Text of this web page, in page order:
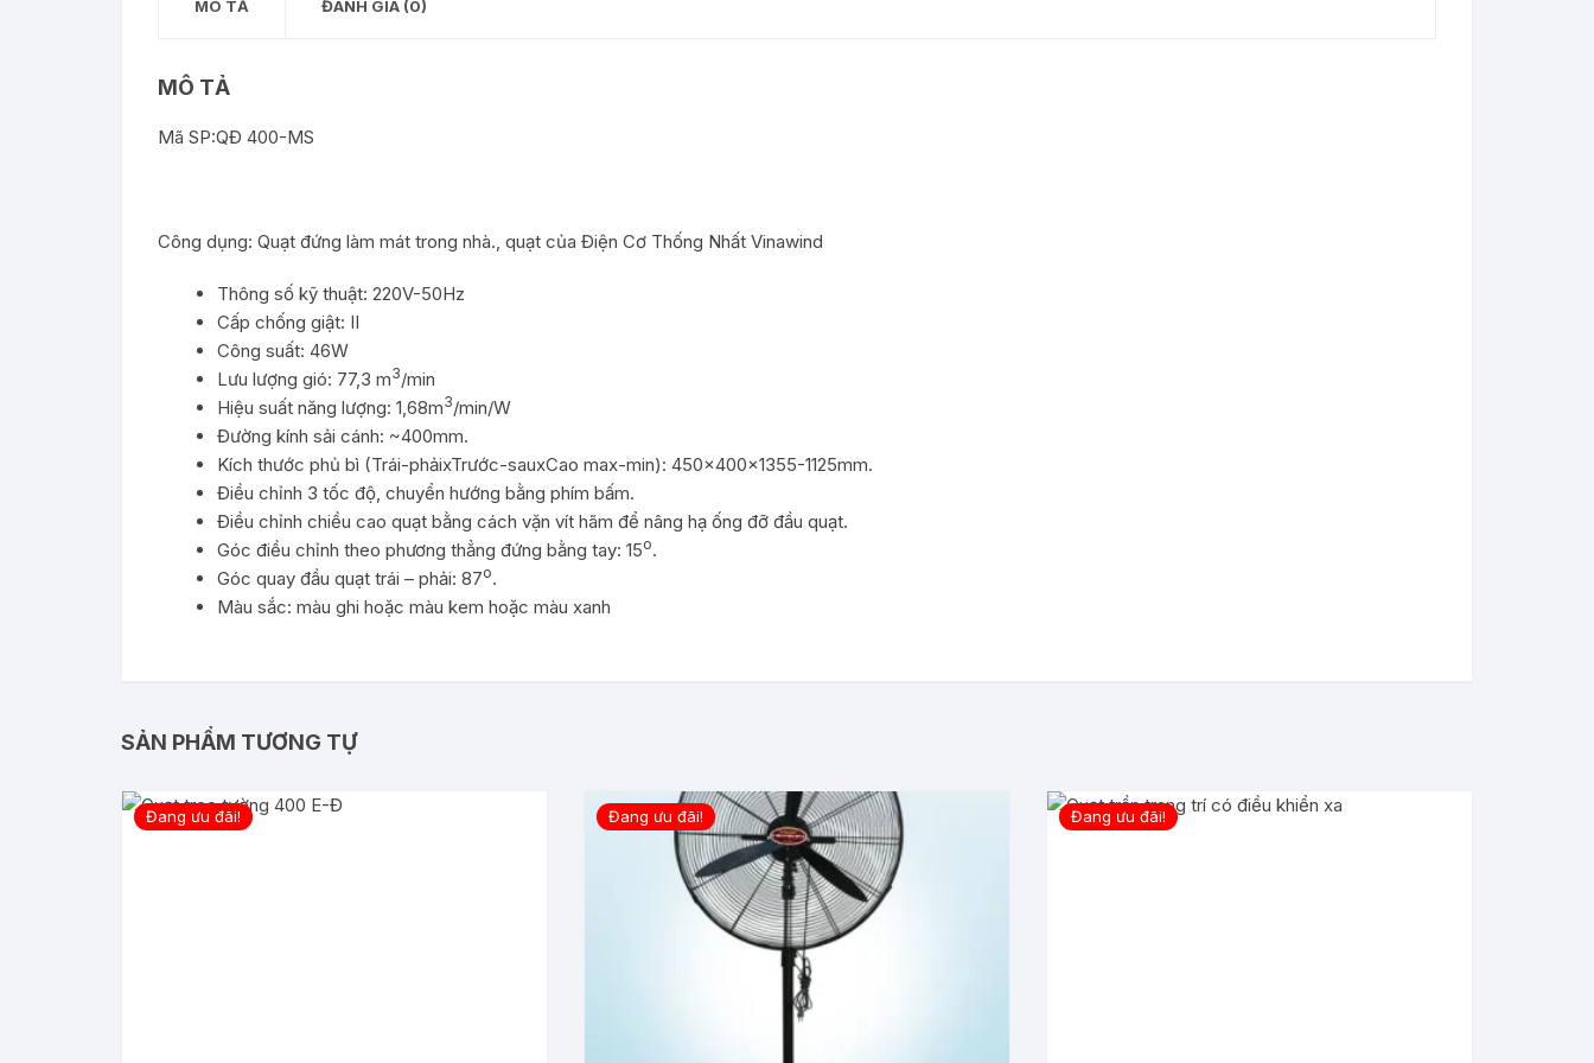
MÔ TẢ ĐÁNH GIÁ (0)
MÔ TẢ
Mã SP:QĐ 400-MS
Công dụng: Quạt đứng làm mát trong nhà., quạt của Điện Cơ Thống Nhất Vinawind
Thông số kỹ thuật: 220V-50Hz
Cấp chống giật: II
Công suất: 46W
Lưu lượng gió: 77,3 m3/min
Hiệu suất năng lượng: 1,68m3/min/W
Đường kính sải cánh: ~400mm.
Kích thước phủ bì (Trái-phảixTrước-sauxCao max-min): 450x400x1355-1125mm.
Điều chỉnh 3 tốc độ, chuyển hướng bằng phím bấm.
Điều chỉnh chiều cao quạt bằng cách vặn vít hãm để nâng hạ ống đỡ đầu quạt.
Góc điều chỉnh theo phương thẳng đứng bằng tay: 15o.
Góc quay đầu quạt trái – phải: 87o.
Màu sắc: màu ghi hoặc màu kem hoặc màu xanh
SẢN PHẨM TƯƠNG TỰ
Đang ưu đãi! Đang ưu đãi! Đang ưu đãi!